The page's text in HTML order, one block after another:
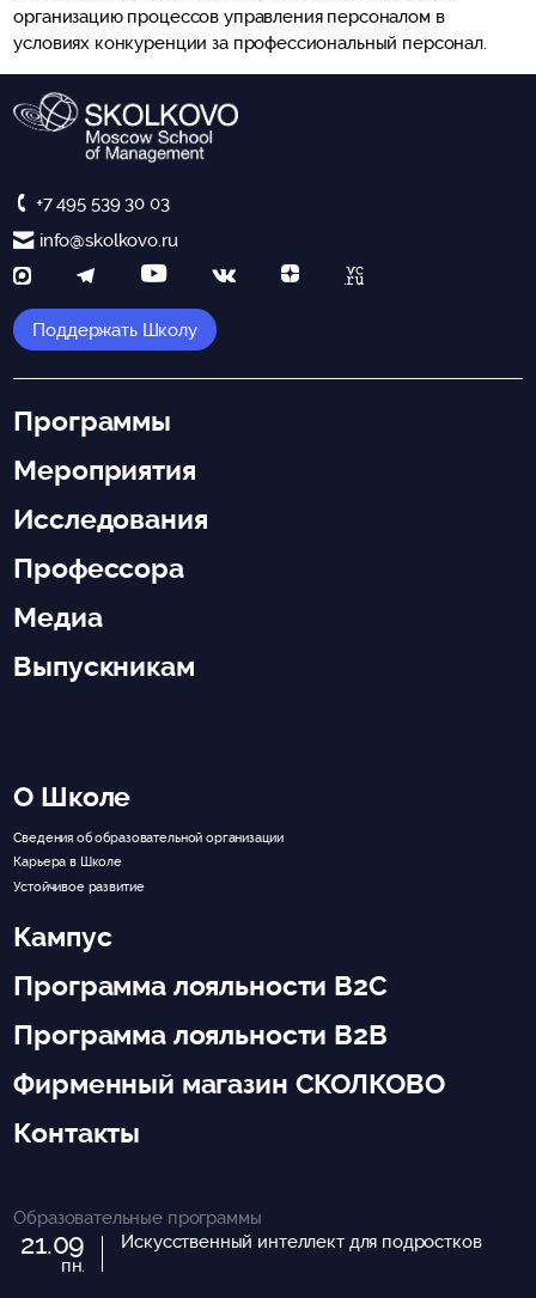
организацию процессов управления персоналом в
условиях конкуренции за профессиональный персонал.
+7 495 539 30 03
info@skolkovo.ru
Поддержать Школу
Программы
Мероприятия
Исследования
Профессора
Медиа
Выпускникам
О Школе
Сведения об образовательной организации
Карьера в Школе
Устойчивое развитие
Кампус
Программа лояльности B2C
Программа лояльности B2B
Фирменный магазин СКОЛКОВО
Контакты
Образовательные программы
21.09
пн.
Искусственный интеллект для подростков